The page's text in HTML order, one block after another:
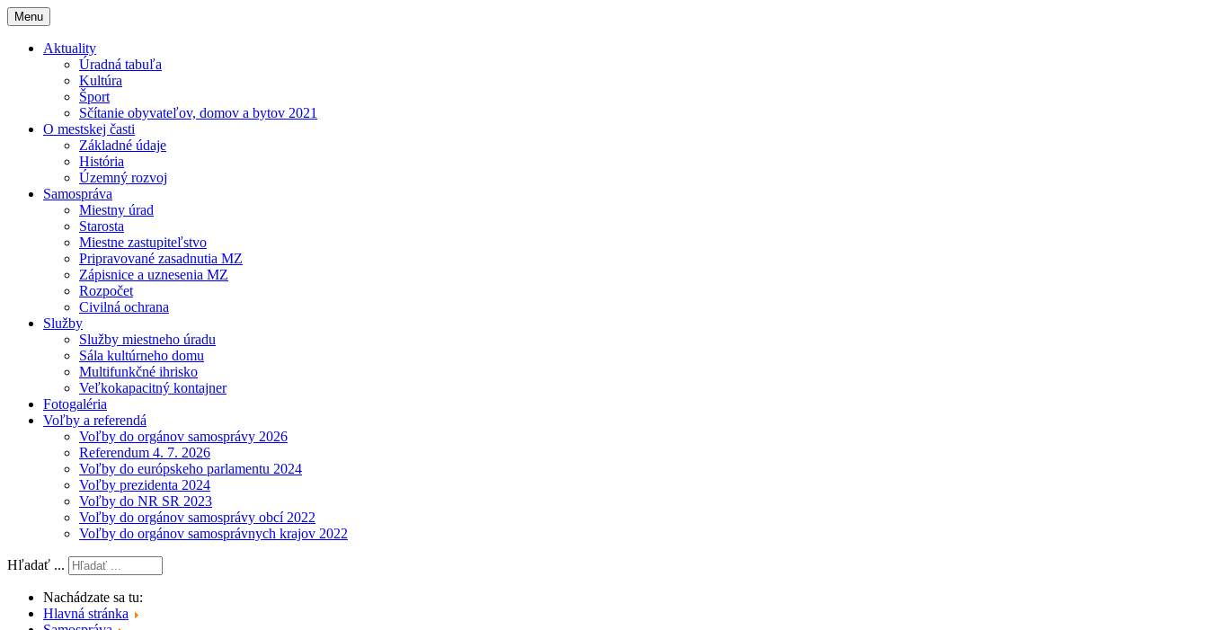
Menu
Aktuality
Úradná tabuľa
Kultúra
Šport
Sčítanie obyvateľov, domov a bytov 2021
O mestskej časti
Základné údaje
História
Územný rozvoj
Samospráva
Miestny úrad
Starosta
Miestne zastupiteľstvo
Pripravované zasadnutia MZ
Zápisnice a uznesenia MZ
Rozpočet
Civilná ochrana
Služby
Služby miestneho úradu
Sála kultúrneho domu
Multifunkčné ihrisko
Veľkokapacitný kontajner
Fotogaléria
Voľby a referendá
Voľby do orgánov samosprávy 2026
Referendum 4. 7. 2026
Voľby do európskeho parlamentu 2024
Voľby prezidenta 2024
Voľby do NR SR 2023
Voľby do orgánov samosprávy obcí 2022
Voľby do orgánov samosprávnych krajov 2022
Hľadať ...
Nachádzate sa tu:
Hlavná stránka